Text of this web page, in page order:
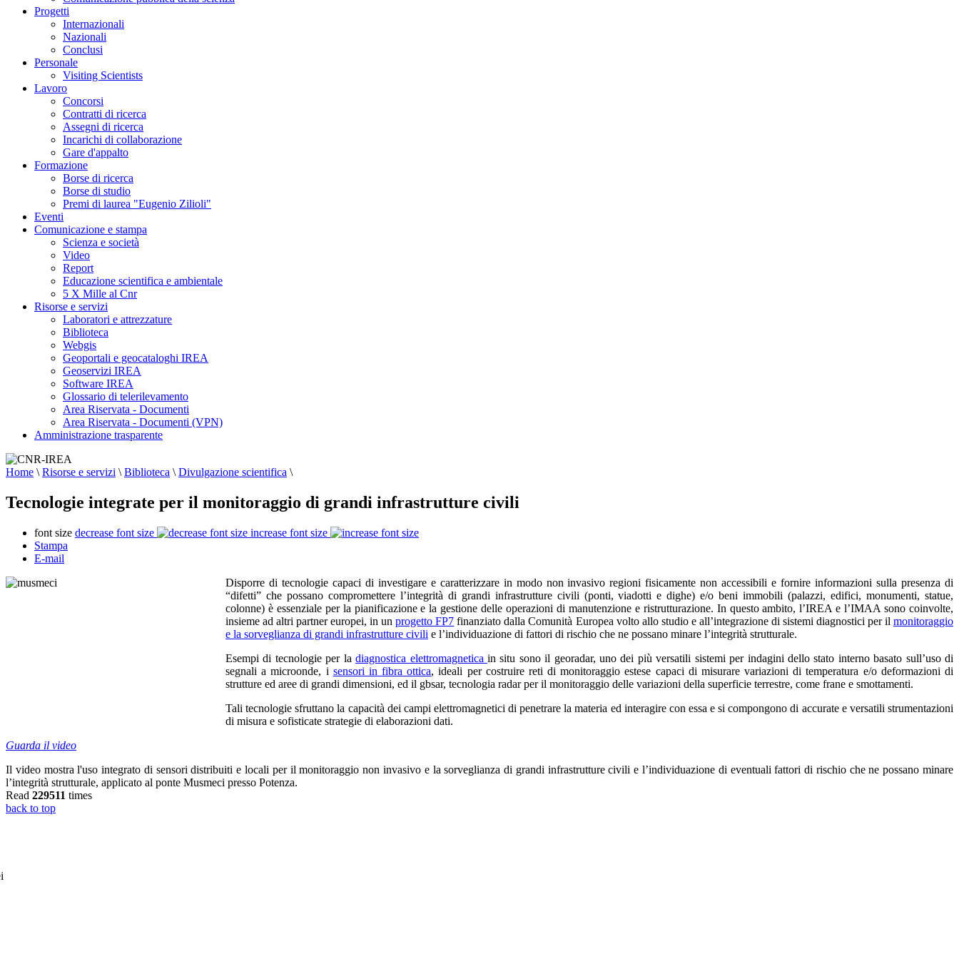
Progetti
Internazionali
Nazionali
Conclusi
Personale
Visiting Scientists
Lavoro
Concorsi
Contratti di ricerca
Assegni di ricerca
Incarichi di collaborazione
Gare d'appalto
Formazione
Borse di ricerca
Borse di studio
Premi di laurea "Eugenio Zilioli"
Eventi
Comunicazione e stampa
Scienza e società
Video
Report
Educazione scientifica e ambientale
5 X Mille al Cnr
Risorse e servizi
Laboratori e attrezzature
Biblioteca
Webgis
Geoportali e geocataloghi IREA
Geoservizi IREA
Software IREA
Glossario di telerilevamento
Area Riservata - Documenti
Area Riservata - Documenti (VPN)
Amministrazione trasparente
Home \ Risorse e servizi \ Biblioteca \ Divulgazione scientifica \
Tecnologie integrate per il monitoraggio di grandi infrastrutture civili
font size decrease font size
increase font size
Stampa
E-mail
Disporre di tecnologie capaci di investigare e caratterizzare in modo non invasivo regioni fisicamente non accessibili e fornire informazioni sulla presenza di
“difetti” che possano compromettere l’integrità di grandi infrastrutture civili (ponti, viadotti e dighe) e/o beni immobili (palazzi, edifici, monumenti, statue,
colonne) è essenziale per la pianificazione e la gestione delle operazioni di manutenzione e ristrutturazione. In questo ambito, l’IREA e l’IMAA sono coinvolte,
insieme ad altri partner europei, in unprogetto FP7 finanziato dalla Comunità Europea volto allo studio e all’integrazione di sistemi diagnostici per ilmonitoraggio
e la sorveglianza di grandi infrastrutture civili e l’individuazione di fattori di rischio che ne possano minare l’integrità strutturale.
Esempi di tecnologie per ladiagnostica elettromagnetica in situ sono il georadar, uno dei più versatili sistemi per indagini dello stato interno basato sull’uso di
segnali a microonde, i sensori in fibra ottica, ideali per costruire reti di monitoraggio estese capaci di misurare variazioni di temperatura e/o deformazioni di
strutture ed aree di grandi dimensioni, ed il gbsar, tecnologia radar per il monitoraggio delle variazioni della superficie terrestre, come frane e smottamenti.
Tali tecnologie sfruttano la capacità dei campi elettromagnetici di penetrare la materia ed interagire con essa e si compongono di accurate e versatili strumentazioni
di misura e sofisticate strategie di elaborazioni dati.
Guarda il video
Il video mostra l'uso integrato di sensori distribuiti e locali per il monitoraggio non invasivo e la sorveglianza di grandi infrastrutture civili e l’individuazione di eventuali fattori di rischio che ne possano minare
l’integrità strutturale, applicato al ponte Musmeci presso Potenza.
Read 229511 times
back to top